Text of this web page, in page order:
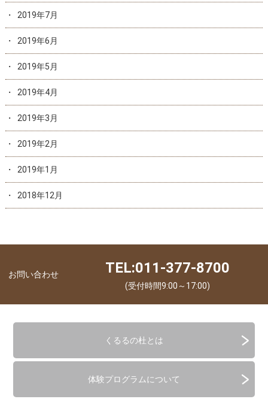
2019年7月
2019年6月
2019年5月
2019年4月
2019年3月
2019年2月
2019年1月
2018年12月
お問い合わせ TEL:011-377-8700
(受付時間9:00～17:00)
くるるの杜とは
体験プログラムについて